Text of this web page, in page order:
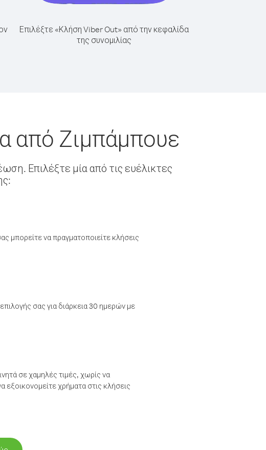
Επιλέξτε «Κλήση Viber Out» από την κεφαλίδα
της συνομιλίας
από Ζιμπάμπουε
Επιλέξτε μία από τις ευέλικτες
μπορείτε να πραγματοποιείτε κλήσεις
σας για διάρκεια 30 ημερών με
σε χαμηλές τιμές, χωρίς να
χρήματα στις κλήσεις